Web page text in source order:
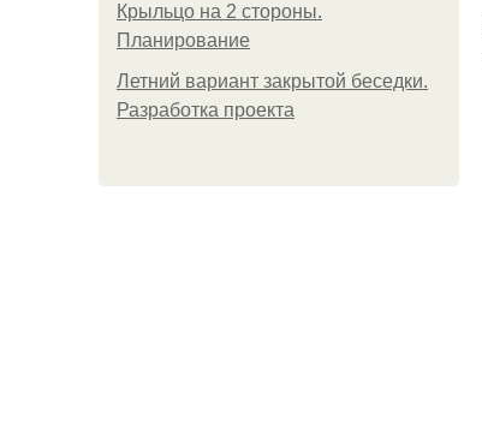
Крыльцо на 2 стороны.
Планирование
Летний вариант закрытой беседки.
Разработка проекта